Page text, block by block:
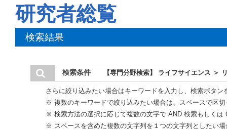
研究者総覧
検索結果
検索条件 【専門分野検索】 ライフサイエンス ＞
さらに絞り込みたい場合はキーワードを入力し、検索ボタ
※ 複数のキーワードで絞り込みたい場合は、スペースで区
※ 検索方法の選択に応じて複数の文字で AND 検索もしくは
※ スペースを含めた複数の文字列を１つの文字列としたい